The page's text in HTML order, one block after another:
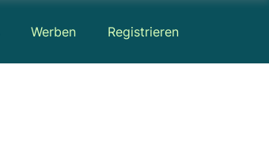
Werben Registrieren